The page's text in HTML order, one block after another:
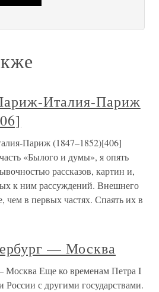
Италия-Париж
Париж (1847–1852)[406]
«Былого и думы», я опять
рассказов, картин и,
к ним рассуждений. Внешнего
чем в первых частях. Спаять их в
— Москва
Еще ко временам Петра I
России с другими государствами.